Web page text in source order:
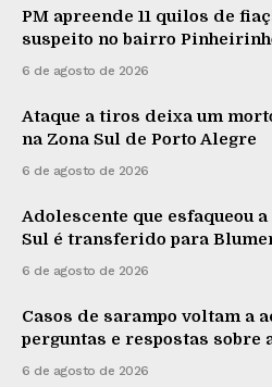
PM apreende 11 quilos de
suspeito no bairro
6 de agosto de 2026
Ataque a tiros deixa um
na Zona Sul de Porto Alegre
6 de agosto de 2026
Adolescente que esfaqueou
Sul é transferido para
6 de agosto de 2026
Casos de sarampo voltam a
perguntas e respostas sobre
6 de agosto de 2026